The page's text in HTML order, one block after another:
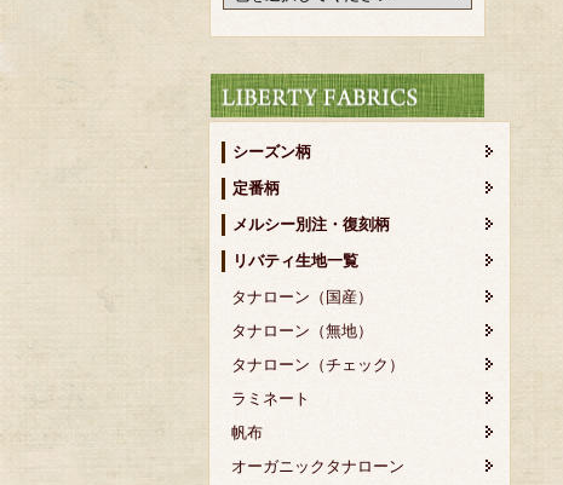
シーズン柄
定番柄
メルシー別注・復刻柄
リバティ生地一覧
タナローン（国産）
タナローン（無地）
タナローン（チェック）
ラミネート
帆布
オーガニックタナローン